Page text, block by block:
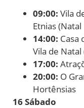
09:00: Vila
Etnias
14:00: Casa
Vila de Natal
17:00:
20:00: O
Hortênsias
16 Sábado